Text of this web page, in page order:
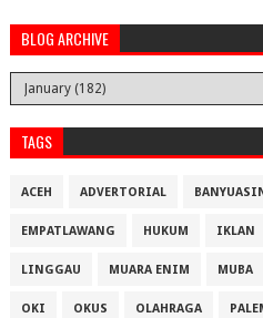
BLOG ARCHIVE
TAGS
ACEH ADVERTORIAL
EMPATLAWANG HUKUM IKLAN
LINGGAU MUARA ENIM MUBA
OKI OKUS OLAHRAGA